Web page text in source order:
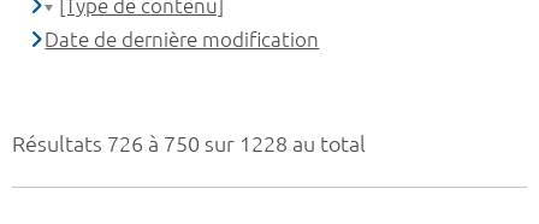
Résultats 726 à 750 sur 1228 au total
[Type de contenu]
Date de dernière modification